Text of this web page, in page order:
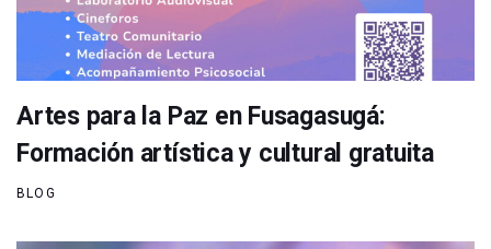
Artes para la Paz en Fusagasugá:
Formación artística y cultural gratuita
BLOG